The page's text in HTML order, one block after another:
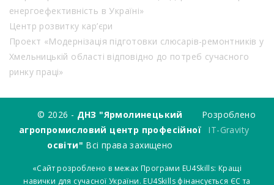
енергоефективність в Україні»
Центр розвитку кар’єри
Проект «Модернізація підготовки слюсарів-ремонтників у
Хмельницькій області відповідно до потреб сучасного
ринку праці»
© 2026 - ДНЗ "Ярмолинецький
агропромисловий центр професійної
освіти" Всі права захищено
Розроблено
IT-Gravity
«Сайт розроблено в межах Програми EU4Skills: Кращі
навички для сучасної України. EU4Skills фінансується ЄС та